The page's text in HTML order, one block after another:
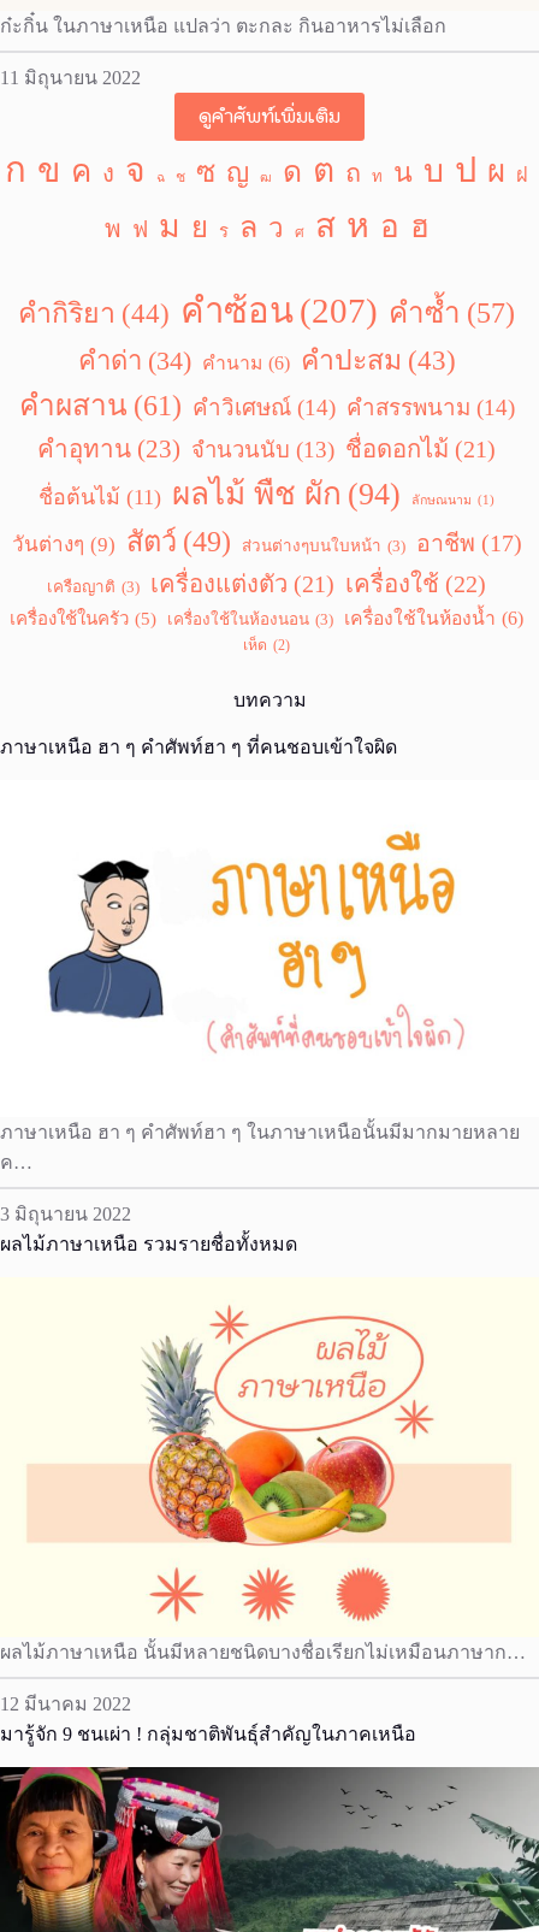
ก๋ะกิ๋น ในภาษาเหนือ แปลว่า ตะกละ กินอาหารไม่เลือก
11 มิถุนายน 2022
ดูคำศัพท์เพิ่มเติม
ก ข ค ง จ ฉ ช ซ ญ ฒ ด ต ถ ท น บ ป ผ ฝ
พ ฟ ม ย ร ล ว ศ ส ห อ ฮ
คำกิริยา (44) คำซ้อน(207) คำซ้ำ (57)
คำด่า (34) คำนาม (6) คำปะสม (43)
คำผสาน (61) คำวิเศษณ์ (14) คำสรรพนาม (14)
คำอุทาน (23) จำนวนนับ (13) ชื่อดอกไม้ (21)
ชื่อต้นไม้ (11) ผลไม้ พืช ผัก (94) ลักษณนาม (1)
วันต่างๆ (9) สัตว์ (49) ส่วนต่างๆบนใบหน้า (3) อาชีพ (17)
เครือญาติ (3) เครื่องแต่งตัว (21) เครื่องใช้ (22)
เครื่องใช้ในครัว (5) เครื่องใช้ในห้องนอน (3) เครื่องใช้ในห้องน้ำ (6)
เห็ด (2)
บทความ
ภาษาเหนือ ฮา ๆ คำศัพท์ฮา ๆ ที่คนชอบเข้าใจผิด
ภาษาเหนือ ฮา ๆ คำศัพท์ฮา ๆ ในภาษาเหนือนั้นมีมากมายหลาย
ค…
3 มิถุนายน 2022
ผลไม้ภาษาเหนือ รวมรายชื่อทั้งหมด
ผลไม้ภาษาเหนือ นั้นมีหลายชนิดบางชื่อเรียกไม่เหมือนภาษาก…
12 มีนาคม 2022
มารู้จัก 9 ชนเผ่า ! กลุ่มชาติพันธุ์สำคัญในภาคเหนือ